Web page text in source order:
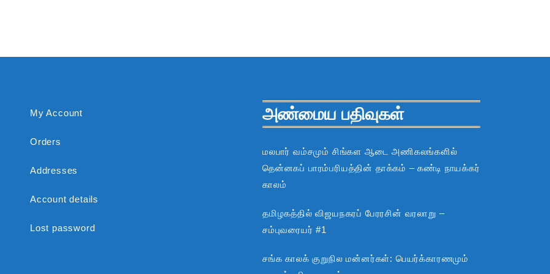
My Account
Orders
Addresses
Account details
Lost password
அண்மைய பதிவுகள்
மலபார் வம்சமும் சிங்கள ஆடை அணிகலங்களில்
தென்னகப் பாரம்பரியத்தின் தாக்கம் – கண்டி நாயக்கர்
காலம்
தமிழகத்தில் விஜயநகரப் பேரரசின் வரலாறு –
சம்புவரையர் #1
சங்க காலக் குறுநில மன்னர்கள்: பெயர்க்காரணமும்